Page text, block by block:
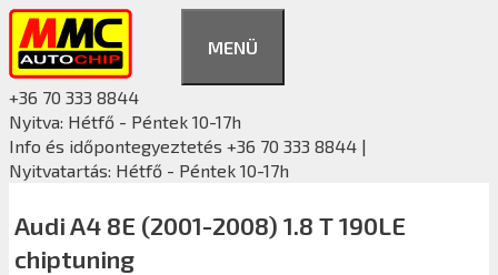
Kilépés
tartalomba
MENÜ
+36 70 333 8844
Nyitva: Hétfő - Péntek 10-17h
Info és időpontegyeztetés +36 70 333 8844 |
Nyitvatartás: Hétfő - Péntek 10-17h
Audi A4 8E (2001-2008) 1.8 T 190LE
chiptuning